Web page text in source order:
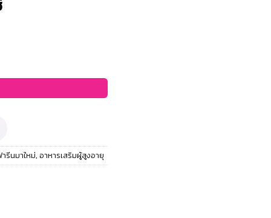
รีนมาใหม่, อาหารเสริมผู้สูงอายุ